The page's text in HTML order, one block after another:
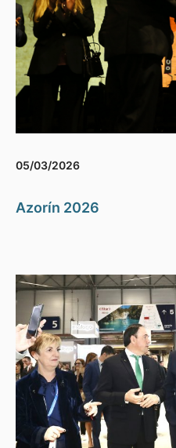
05/03/2026
Azorín 2026